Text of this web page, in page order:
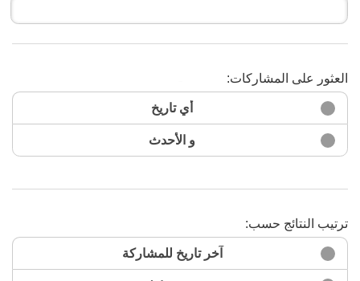
العثور على المشاركات:
أي تاريخ
و الأحدث
ترتيب النتائج حسب:
آخر تاريخ للمشاركة